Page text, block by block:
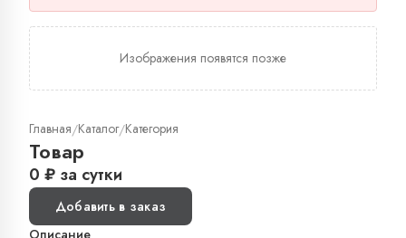
Изображения появятся позже
Главная/Каталог/Категория
Товар
0 ₽ за сутки
Добавить в заказ
Описание